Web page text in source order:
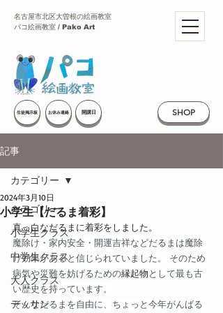
SHOP
名古屋市北区大曽根の絵画教室
パコ絵画教室 / Pako Art
生徒掲示板 お休み連絡 開講日
記事
カテゴリー
小学生クラス
中学生クラス
大人クラス
デッサン
カテゴリー
小学生【だるま着彩】
2024年3月10日
真っ白なだるまに着彩をしました。
魔除け・家内安全・開運吉祥などだるまは魔除
け効果があると信じられていました。 そのため
病気や災難を妨げるための縁起物として最も古
い歴史を持っています。
そんなだるまを自由に、ちょっと今年がんばる